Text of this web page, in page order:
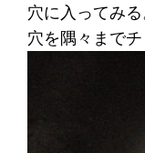
穴に入ってみる
穴を隅々まで